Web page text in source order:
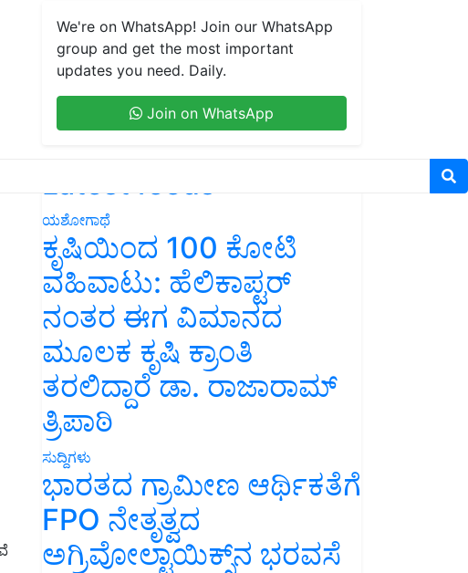
We're on WhatsApp! Join our WhatsApp
group and get the most important
updates you need. Daily.
Join on WhatsApp
Latest feeds
ಯಶೋಗಾಥೆ
ಕೃಷಿಯಿಂದ 100 ಕೋಟಿ
ವಹಿವಾಟು: ಹೆಲಿಕಾಪ್ಟರ್
ನಂತರ ಈಗ ವಿಮಾನದ
ಮೂಲಕ ಕೃಷಿ ಕ್ರಾಂತಿ
ತರಲಿದ್ದಾರೆ ಡಾ. ರಾಜಾರಾಮ್
ತ್ರಿಪಾಠಿ
ಸುದ್ದಿಗಳು
ಭಾರತದ ಗ್ರಾಮೀಣ ಆರ್ಥಿಕತೆಗೆ
FPO ನೇತೃತ್ವದ
ಅಗ್ರಿವೋಲ್ಟಾಯಿಕ್ಸ್‌ನ ಭರವಸೆ